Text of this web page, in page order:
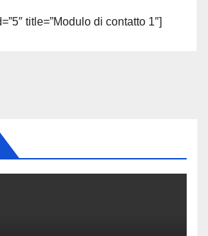
title=”Modulo di contatto 1″]